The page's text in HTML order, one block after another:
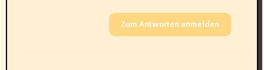
Zum Antworten anmelden